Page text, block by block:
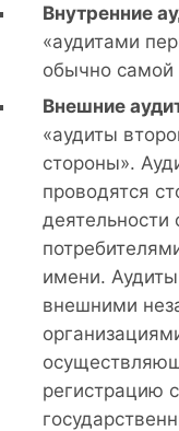
Внутренние
«аудитами
обычно самой
Внешние
«аудиты
стороны».
проводятся
деятельности
имени.
внешними
регистрацию